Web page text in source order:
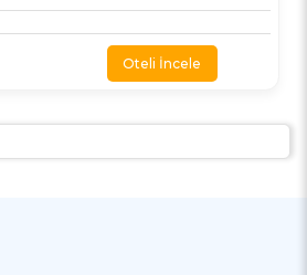
Oteli İncele